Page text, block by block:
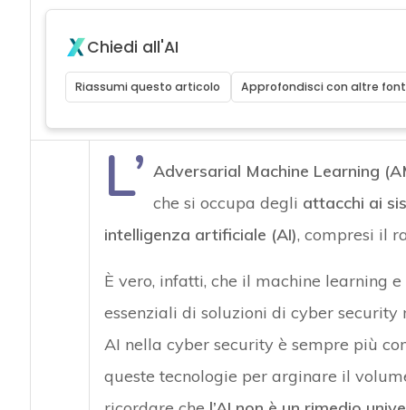
Chiedi all'AI
Riassumi questo articolo Approfondisci con altre
L’ Adversarial Machine Learning
che si occupa degli attacchi ai
intelligenza artificiale (AI), compresi il
È vero, infatti, che il machine learning
essenziali di soluzioni di cyber security
AI nella cyber security è sempre più
queste tecnologie per arginare il